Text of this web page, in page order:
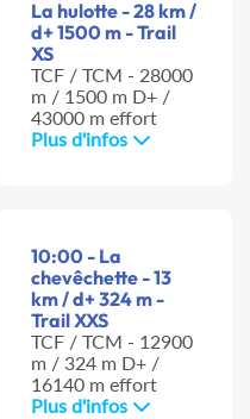
La hulotte - 28 km /
d+ 1500 m - Trail
XS
TCF / TCM - 28000
m / 1500 m D+ /
43000 m effort
Plus d'infos
10:00 - La
chevêchette - 13
km / d+ 324 m -
Trail XXS
TCF / TCM - 12900
m / 324 m D+ /
16140 m effort
Plus d'infos